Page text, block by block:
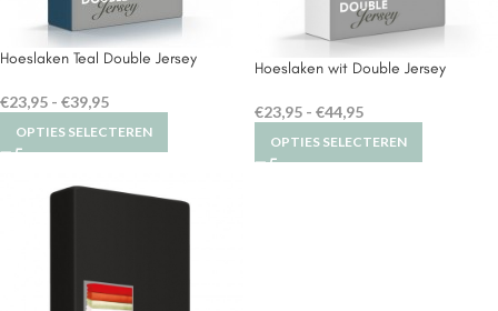
Hoeslaken Teal Double Jersey
€23,95 - €39,95
OPTIES SELECTEREN
Hoeslaken wit Double Jersey
€23,95 - €44,95
OPTIES SELECTEREN